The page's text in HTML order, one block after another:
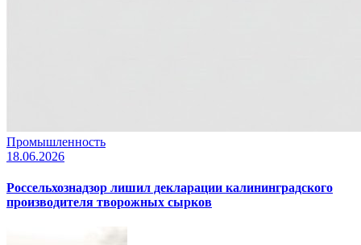
Промышленность
18.06.2026
Россельхознадзор лишил декларации калининградского
производителя творожных сырков